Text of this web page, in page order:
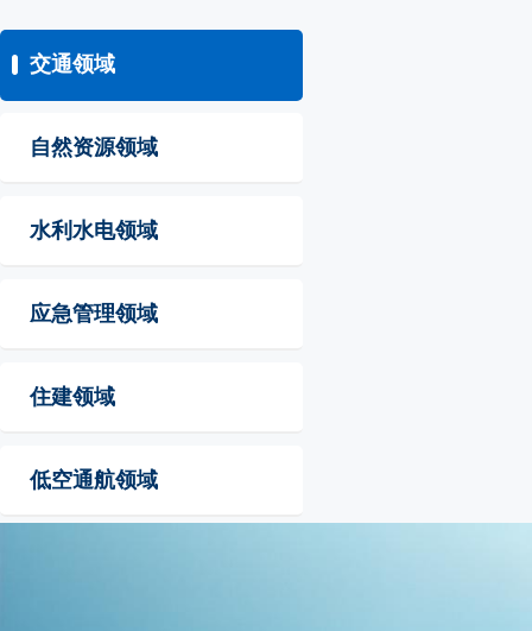
交通领域
自然资源领域
水利水电领域
应急管理领域
住建领域
低空通航领域